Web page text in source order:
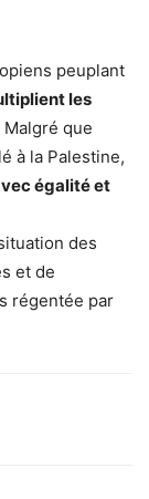
peuplant
les
Malgré que
à la Palestine,
égalité et
des
et de
régentée par